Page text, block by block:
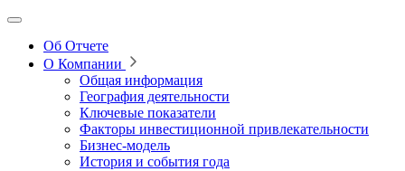
Об Отчете
О Компании
Общая информация
География деятельности
Ключевые показатели
Факторы инвестиционной привлекательности
Бизнес-модель
История и события года